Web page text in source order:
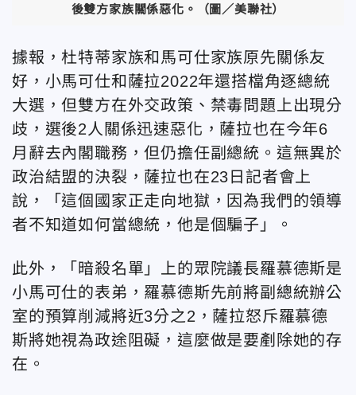
後雙方家族關係惡化。（圖／美聯社）
據報，杜特蒂家族和馬可仕家族原先關係友
好，小馬可仕和薩拉2022年還搭檔角逐總統
大選，但雙方在外交政策、禁毒問題上出現分
歧，選後2人關係迅速惡化，薩拉也在今年6
月辭去內閣職務，但仍擔任副總統。這無異於
政治結盟的決裂，薩拉也在23日記者會上
說，「這個國家正走向地獄，因為我們的領導
者不知道如何當總統，他是個騙子」。
此外，「暗殺名單」上的眾院議長羅慕德斯是
小馬可仕的表弟，羅慕德斯先前將副總統辦公
室的預算削減將近3分之2，薩拉怒斥羅慕德
斯將她視為政途阻礙，這麼做是要剷除她的存
在。